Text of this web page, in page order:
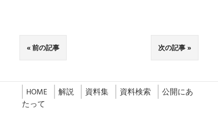
前の記事 次の記事
HOME 解説 資料集 資料検索
公開にあ
たって